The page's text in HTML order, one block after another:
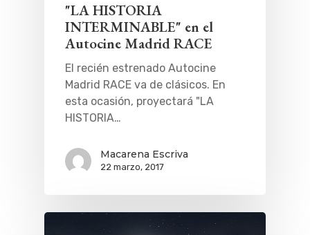
"LA HISTORIA
INTERMINABLE" en el
Autocine Madrid RACE
El recién estrenado Autocine
Madrid RACE va de clásicos. En
esta ocasión, proyectará "LA
HISTORIA…
Macarena Escriva
22 marzo, 2017
Teatro
Novedades
Cine
Rutas Por Madrid
Bares Y Cafés
Gourmet
BEAUTY
CONTACTO